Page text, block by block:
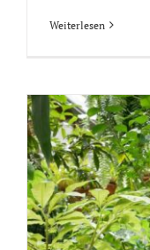
Weiterlesen